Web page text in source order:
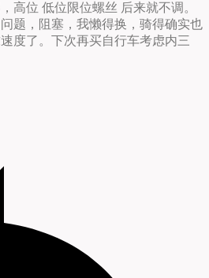
高位 低位限位螺丝 后来就不调。
题，阻塞，我懒得换，骑得确实也
度了。下次再买自行车考虑内三